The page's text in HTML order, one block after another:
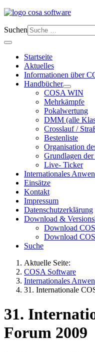
Suchen
Startseite
Aktuelles
Informationen über
Handbücher
COSA WIN
Mehrkämpfe
Pokalwertung
DMM (alle
Crosslauf /
Bestenliste
Organisation
Grundlagen
Live- Ticker
Internationales
Einsätze
Kontakt
Impressum
Datenschutzerklärung
Download &
Download
Download
Suche
Aktuelle Seite:
COSA Software
Internationales
31. Internationale
31.
Forum 2009